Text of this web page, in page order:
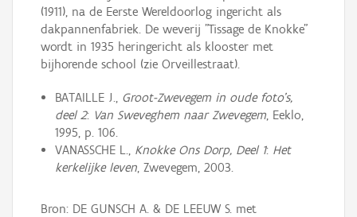
(1911), na de Eerste Wereldoorlog ingericht als
dakpannenfabriek. De weverij "Tissage de Knokke"
wordt in 1935 heringericht als klooster met
bijhorende school (zie Orveillestraat).
BATAILLE J., Groot-Zwevegem in oude foto's,
deel 2: Van Sweveghem naar Zwevegem, Eeklo,
1995, p. 106.
VANASSCHE L., Knokke Ons Dorp, Deel 1: Het
kerkelijke leven, Zwevegem, 2003.
Bron: DE GUNSCH A. & DE LEEUW S. met